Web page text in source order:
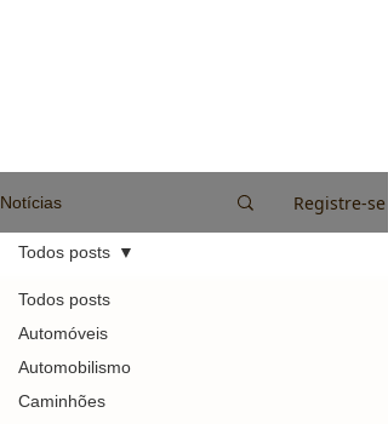
Notícias Registre-se
Todos posts
Automóveis
Automobilismo
Caminhões
Todos posts